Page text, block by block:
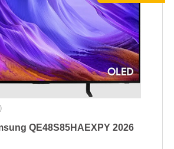
QE48S85HAEXPY 2026